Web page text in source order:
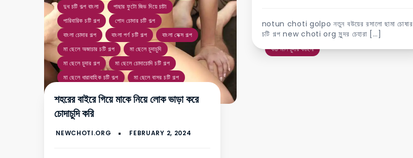
দুধ চটি গল্প বাংলা পাছার ফুটো জিভ দিয়ে চাটা
পারিবারিক চটি গল্প পোদ চোদার চটি গল্প
বাংলা চোদার গল্প বাংলা পর্ণ চটি গল্প বাংলা সেক্স গল্প
মা ছেলে অজাচার চটি গল্প মা ছেলে চুদাচুদি
মা ছেলে চুদার গল্প মা ছেলে চোদাচোদি চটি গল্প
মা ছেলে ধারাবাহিক চটি গল্প মা ছেলে বাসর চটি গল্প
শহরের বাইরে গিয়ে মাকে নিয়ে লোক ভাড়া করে
চোদাচুদি করি
New Choti New Choti Golpo
অশ্লীল চুদাচুদি চটি গল্প কচি গুদ
কচি মাল চুদার কাহিনী
notun choti golpo নতুন বউয়ের রসালো ছামা চোষার
চটি গল্প new choti org সুন্দর চেহারা […]